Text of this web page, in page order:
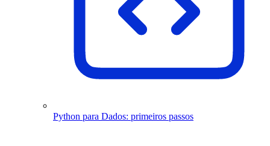
Python para Dados: primeiros passos